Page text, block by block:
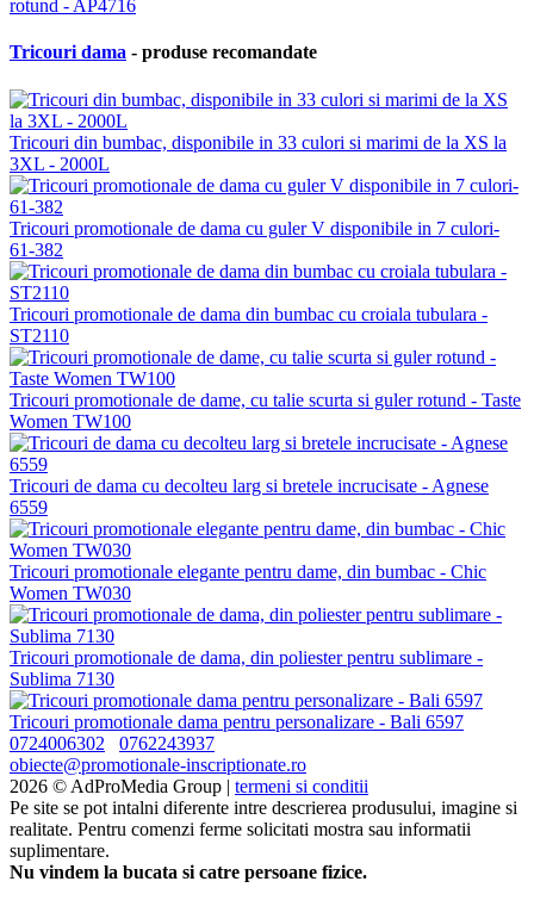
Tricouri dama - produse recomandate
Tricouri din bumbac, disponibile in 33 culori si marimi de la XS la
3XL - 2000L
Tricouri promotionale de dama cu guler V disponibile in 7 culori-
61-382
Tricouri promotionale de dama din bumbac cu croiala tubulara -
ST2110
Tricouri promotionale de dame, cu talie scurta si guler rotund - Taste
Women TW100
Tricouri de dama cu decolteu larg si bretele incrucisate - Agnese
6559
Tricouri promotionale elegante pentru dame, din bumbac - Chic
Women TW030
Tricouri promotionale de dama, din poliester pentru sublimare -
Sublima 7130
Tricouri promotionale dama pentru personalizare - Bali 6597
0724006302
0762243937
obiecte@promotionale-inscriptionate.ro
2026 © AdProMedia Group | termeni si conditii
Pe site se pot intalni diferente intre descrierea produsului, imagine si
realitate. Pentru comenzi ferme solicitati mostra sau informatii
suplimentare.
Nu vindem la bucata si catre persoane fizice.